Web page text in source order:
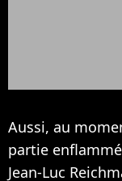
Aussi, au
partie
Jean-Luc